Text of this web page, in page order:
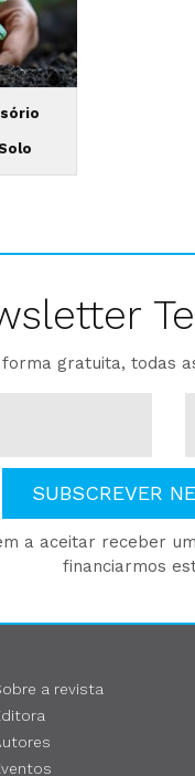
gratuita, todas
SUBSCREVER
a aceitar receber
financiarmos
a revista